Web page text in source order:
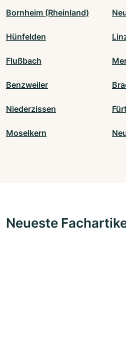
Bornheim (Rheinland)
Hünfelden
Flußbach
Benzweiler
Niederzissen
Moselkern
Neueste